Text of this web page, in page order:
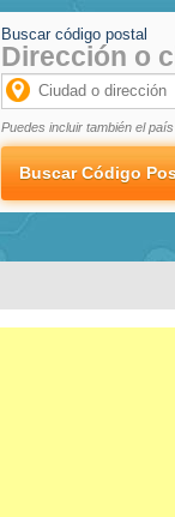
Buscar código postal
Dirección o
Puedes incluir también el